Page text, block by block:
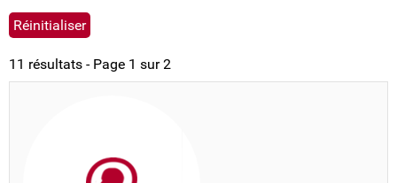
11 résultats - Page 1 sur 2